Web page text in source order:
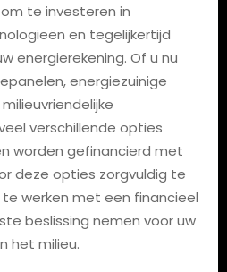
te investeren in
en tegelijkertijd
energierekening. Of u nu
energiezuinige
verschillende opties
worden gefinancierd met
deze opties zorgvuldig te
werken met een financieel
beslissing nemen voor uw
het milieu.